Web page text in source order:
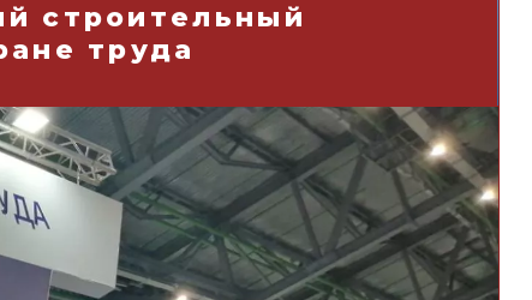
строительный
труда